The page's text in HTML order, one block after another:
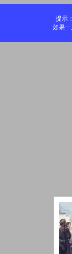
提示：
如果一